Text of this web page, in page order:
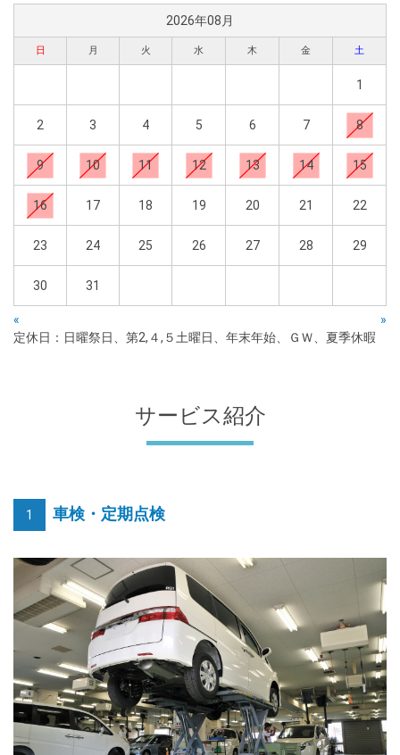
2026年08月
日 月 火 水 木 金 土
1
2 3 4 5 6 7 8
9 10 11 12 13 14 15
16 17 18 19 20 21 22
23 24 25 26 27 28 29
30 31
«
»
定休日：日曜祭日、第2,４,５土曜日、年末年始、ＧＷ、夏季休暇
サービス紹介
1 車検・定期点検